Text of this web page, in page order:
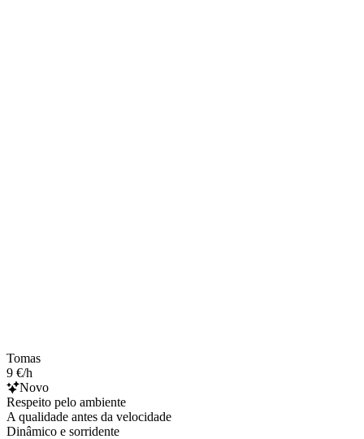
Tomas
9 €/h
Novo
Respeito pelo ambiente
A qualidade antes da velocidade
Dinâmico e sorridente